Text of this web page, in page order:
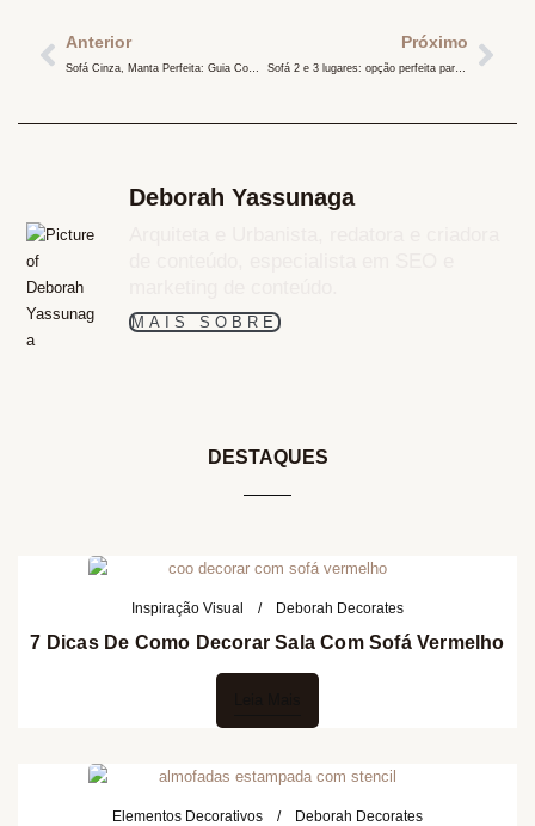
Anterior
Sofá Cinza, Manta Perfeita: Guia Completo para um Aconchego Elegante
Próximo
Sofá 2 e 3 lugares: opção perfeita para sua sala de estar
Deborah Yassunaga
MAIS SOBRE
DESTAQUES
Inspiração Visual Deborah Decorates
7 Dicas De Como Decorar Sala Com Sofá Vermelho
Elementos Decorativos Deborah Decorates